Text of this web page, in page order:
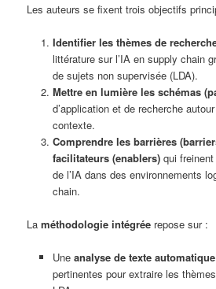
Les auteurs se fixent trois objectifs
Identifier les thèmes de
littérature sur l’IA en supply chain
de sujets non supervisée (LDA).
Mettre en lumière les schémas
d’application et de recherche
contexte.
Comprendre les barrières
facilitateurs (enablers)qui freinent
de l’IA dans des environnements
chain.
Laméthodologie intégrée repose sur :
Une analyse de texte automatique
pertinentes pour extraire les